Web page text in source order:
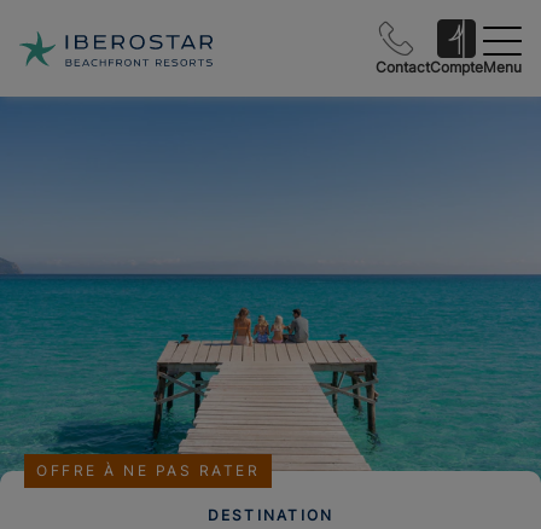
ContactCompteMenu
DESTINATION
OFFRE À NE PAS RATER